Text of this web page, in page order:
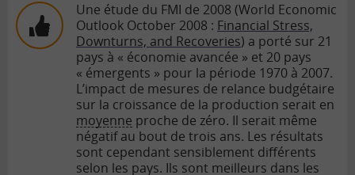
Une étude du FMI de 2008 (World Economic
Outlook October 2008 : Financial Stress,
Downturns, and Recoveries) a porté sur 21
pays à « économie avancée » et 20 pays
« émergents » pour la période 1970 à 2007.
L’impact de mesures de relance budgétaire
sur la croissance de la production serait en
moyenne proche de zéro. Il serait même
négatif au bout de trois ans. Les résultats
sont cependant sensiblement différents
selon les pays. Ils sont meilleurs dans les